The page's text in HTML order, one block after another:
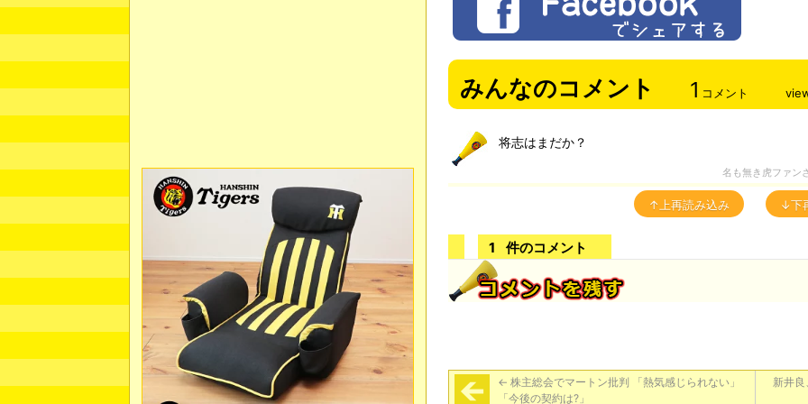
みんなのコメント 1 コメント
将志はまだか？
名も無き虎ファン
↑上再読み込み ↓下
1 件のコメント
← 株主総会でマートン批判 「熱気感じられない」
「今後の契約は?」
新井